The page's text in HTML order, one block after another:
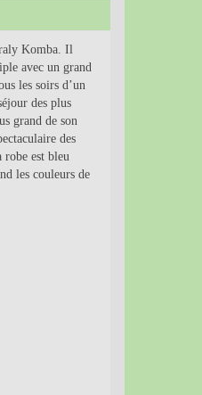
Komba. Il
avec un grand
les soirs d’un
des plus
grand de son
des
robe est bleu
les couleurs de